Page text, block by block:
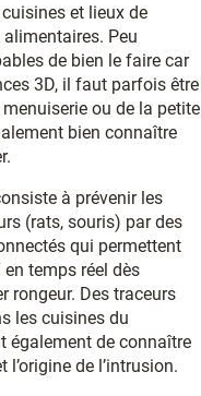
et lieux de
Peu
de bien le faire car
3D, il faut parfois être
ou de la petite
bien connaître
à prévenir les
(rats, souris) par des
qui permettent
en temps réel dès
rongeur. Des traceurs
les cuisines du
également de connaître
l’origine de l’intrusion.